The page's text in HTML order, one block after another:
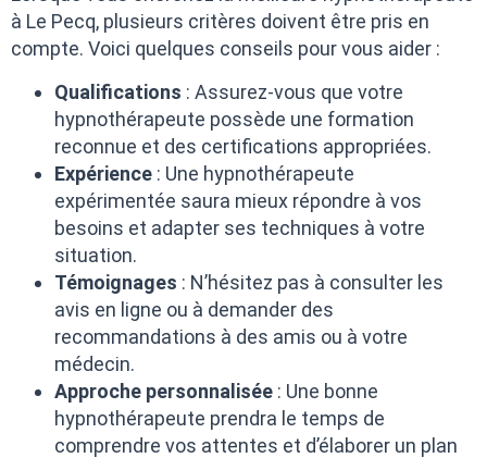
à Le Pecq, plusieurs critères doivent être pris en
compte. Voici quelques conseils pour vous aider :
Qualifications : Assurez-vous que votre
hypnothérapeute possède une formation
reconnue et des certifications appropriées.
Expérience : Une hypnothérapeute
expérimentée saura mieux répondre à vos
besoins et adapter ses techniques à votre
situation.
Témoignages : N’hésitez pas à consulter les
avis en ligne ou à demander des
recommandations à des amis ou à votre
médecin.
Approche personnalisée : Une bonne
hypnothérapeute prendra le temps de
comprendre vos attentes et d’élaborer un plan